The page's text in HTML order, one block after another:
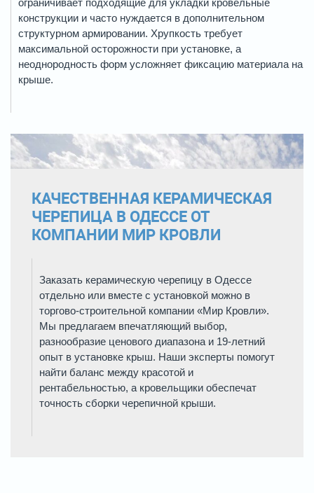
ограничивает подходящие для укладки кровельные
конструкции и часто нуждается в дополнительном
структурном армировании. Хрупкость требует
максимальной осторожности при установке, а
неоднородность форм усложняет фиксацию материала на
крыше.
КАЧЕСТВЕННАЯ КЕРАМИЧЕСКАЯ
ЧЕРЕПИЦА В ОДЕССЕ ОТ
КОМПАНИИ МИР КРОВЛИ
Заказать керамическую черепицу в Одессе
отдельно или вместе с установкой можно в
торгово-строительной компании «Мир Кровли».
Мы предлагаем впечатляющий выбор,
разнообразие ценового диапазона и 19-летний
опыт в установке крыш. Наши эксперты помогут
найти баланс между красотой и
рентабельностью, а кровельщики обеспечат
точность сборки черепичной крыши.